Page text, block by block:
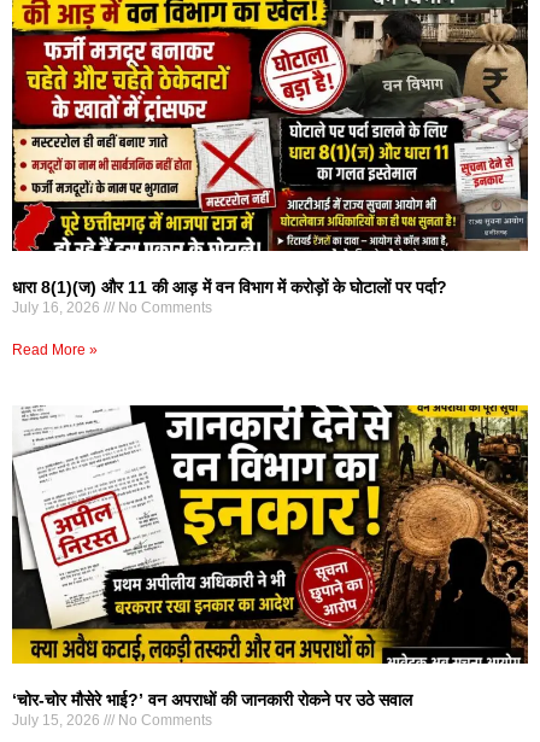
धारा 8(1)(ज) और 11 की आड़ में वन विभाग में करोड़ों के घोटालों पर पर्दा?
July 16, 2026 No Comments
Read More »
‘चोर-चोर मौसेरे भाई?’ वन अपराधों की जानकारी रोकने पर उठे सवाल
July 15, 2026 No Comments